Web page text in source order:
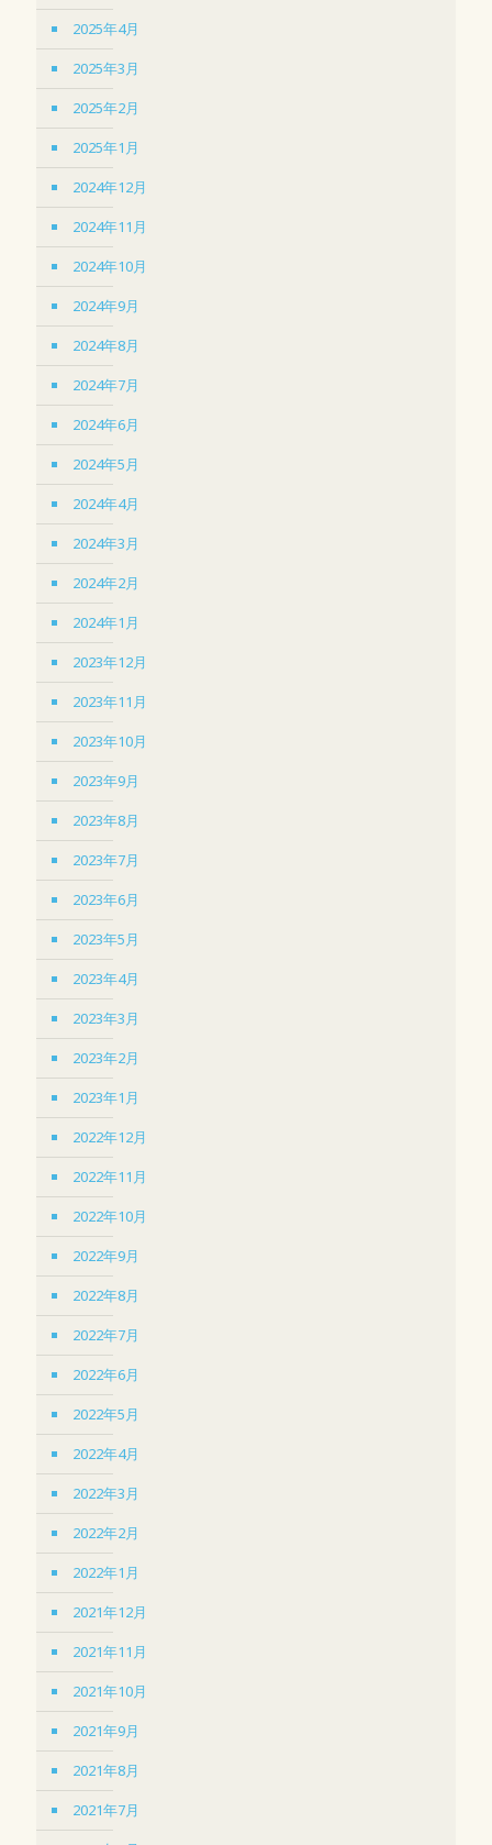
2025年4月
2025年3月
2025年2月
2025年1月
2024年12月
2024年11月
2024年10月
2024年9月
2024年8月
2024年7月
2024年6月
2024年5月
2024年4月
2024年3月
2024年2月
2024年1月
2023年12月
2023年11月
2023年10月
2023年9月
2023年8月
2023年7月
2023年6月
2023年5月
2023年4月
2023年3月
2023年2月
2023年1月
2022年12月
2022年11月
2022年10月
2022年9月
2022年8月
2022年7月
2022年6月
2022年5月
2022年4月
2022年3月
2022年2月
2022年1月
2021年12月
2021年11月
2021年10月
2021年9月
2021年8月
2021年7月